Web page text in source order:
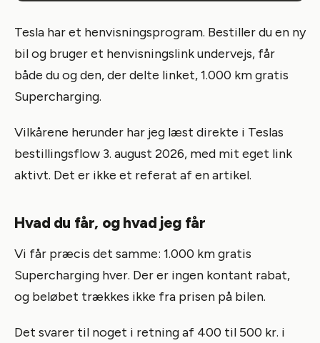
Tesla har et henvisningsprogram. Bestiller du en ny
bil og bruger et henvisningslink undervejs, får
både du og den, der delte linket, 1.000 km gratis
Supercharging.
Vilkårene herunder har jeg læst direkte i Teslas
bestillingsflow 3. august 2026, med mit eget link
aktivt. Det er ikke et referat af en artikel.
Hvad du får, og hvad jeg får
Vi får præcis det samme: 1.000 km gratis
Supercharging hver. Der er ingen kontant rabat,
og beløbet trækkes ikke fra prisen på bilen.
Det svarer til noget i retning af 400 til 500 kr. i